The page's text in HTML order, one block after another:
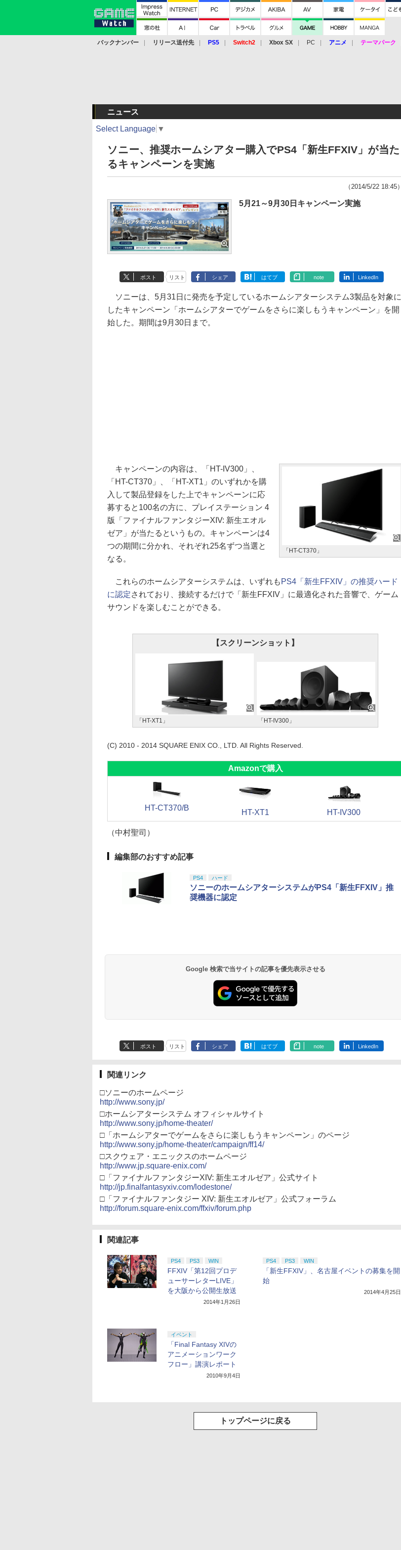
バックナンバー リリース送付先 PS5 Switch2 Xbox SX PC アニメ テーマパーク
ニュース
Select Language ▼
ソニー、推奨ホームシアター購入でPS4「新生FFXIV」が当た
るキャンペーンを実施
（2014/5/22 18:45）
5月21～9月30日キャンペーン実施
ポスト リスト シェア はてブ note LinkedIn
ソニーは、5月31日に発売を予定しているホームシアターシステム3製品を対象に
したキャンペーン「ホームシアターでゲームをさらに楽しもうキャンペーン」を開
始した。期間は9月30日まで。
「HT-CT370」
キャンペーンの内容は、「HT-IV300」、
「HT-CT370」、「HT-XT1」のいずれかを購
入して製品登録をした上でキャンペーンに応
募すると100名の方に、プレイステーション 4
版「ファイナルファンタジーXIV: 新生エオル
ゼア」が当たるというもの。キャンペーンは4
つの期間に分かれ、それぞれ25名ずつ当選と
なる。
これらのホームシアターシステムは、いずれも PS4「新生FFXIV」の推奨ハード
に認定されており、接続するだけで「新生FFXIV」に最適化された音響で、ゲーム
サウンドを楽しむことができる。
【スクリーンショット】
「HT-XT1」 「HT-IV300」
(C) 2010 - 2014 SQUARE ENIX CO., LTD. All Rights Reserved.
Amazonで購入
HT-CT370/B
HT-XT1 HT-IV300
（中村聖司）
編集部のおすすめ記事
PS4 ハード
ソニーのホームシアターシステムがPS4「新生FFXIV」推
奨機器に認定
Google 検索で当サイトの記事を優先表示させる
ポスト リスト シェア はてブ note LinkedIn
関連リンク
□ソニーのホームページ
http://www.sony.jp/
□ホームシアターシステム オフィシャルサイト
http://www.sony.jp/home-theater/
□「ホームシアターでゲームをさらに楽しもうキャンペーン」のページ
http://www.sony.jp/home-theater/campaign/ff14/
□スクウェア・エニックスのホームページ
http://www.jp.square-enix.com/
□「ファイナルファンタジーXIV: 新生エオルゼア」公式サイト
http://jp.finalfantasyxiv.com/lodestone/
□「ファイナルファンタジー XIV: 新生エオルゼア」公式フォーラム
http://forum.square-enix.com/ffxiv/forum.php
関連記事
PS4 PS3 WIN
FFXIV「第12回プロデ
ューサーレターLIVE」
を大阪から公開生放送
2014年1月26日
PS4 PS3 WIN
「新生FFXIV」、名古屋イベントの募集を開
始
2014年4月25日
イベント
「Final Fantasy XIVの
アニメーションワーク
フロー」講演レポート
2010年9月4日
トップページに戻る